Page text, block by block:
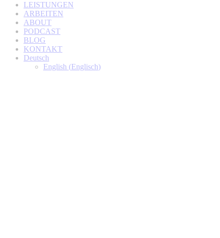
LEISTUNGEN
ARBEITEN
ABOUT
PODCAST
BLOG
KONTAKT
Deutsch
English (Englisch)